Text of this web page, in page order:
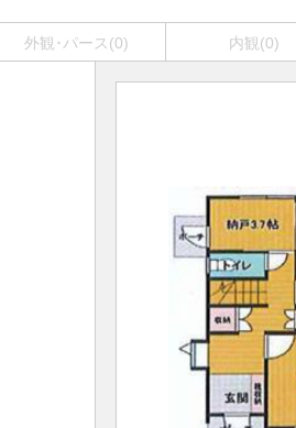
外観･パース(0) 内観(0)